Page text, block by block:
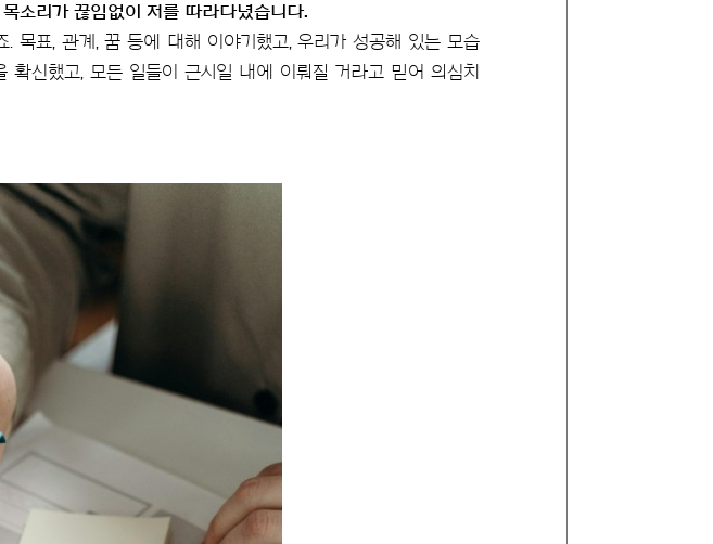
소리가 끊임없이 저를 따라다녔습니다.
목표, 관계, 꿈 등에 대해 이야기했고, 우리가 성공해 있는 모습
신했고, 모든 일들이 근시일 내에 이뤄질 거라고 믿어 의심치